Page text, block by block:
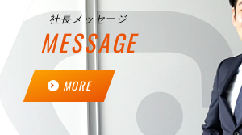
社長メッセージ
MESSAGE
MORE